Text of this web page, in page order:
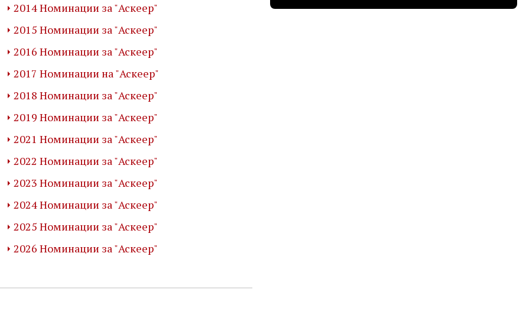
2014 Номинации за "Аскеер"
2015 Номинации за "Аскеер"
2016 Номинации за "Аскеер"
2017 Номинации на "Аскеер"
2018 Номинации за "Аскеер"
2019 Номинации за "Аскеер"
2021 Номинации за "Аскеер"
2022 Номинации за "Аскеер"
2023 Номинации за "Аскеер"
2024 Номинации за "Аскеер"
2025 Номинации за "Аскеер"
2026 Номинации за "Аскеер"